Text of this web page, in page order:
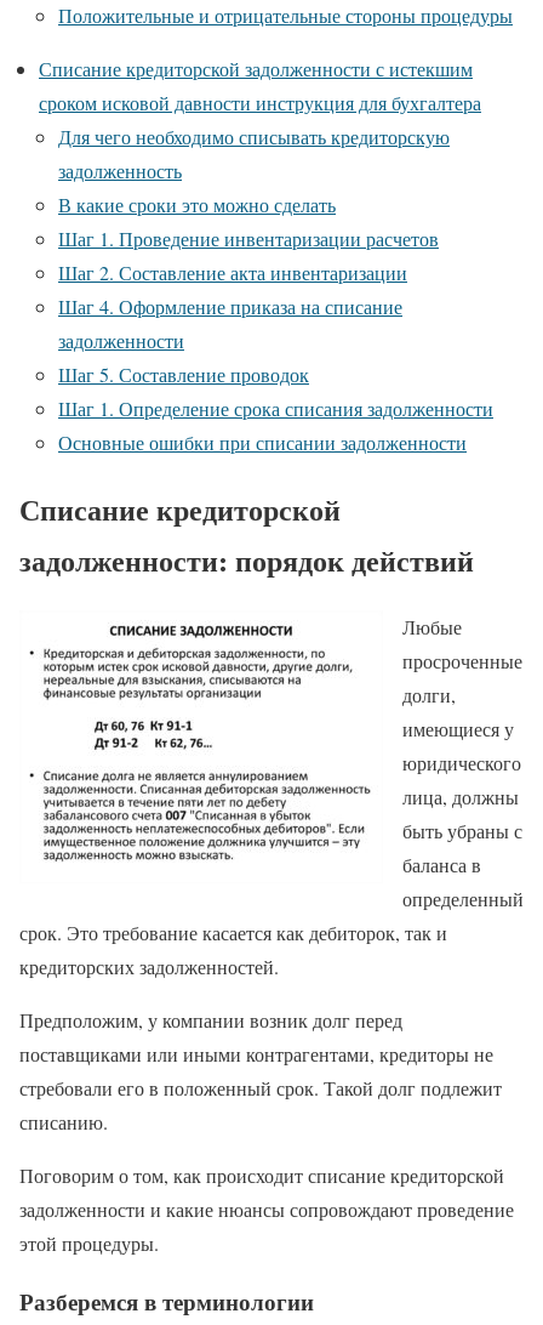
Положительные и отрицательные стороны процедуры
Списание кредиторской задолженности с истекшим
сроком исковой давности инструкция для бухгалтера
Для чего необходимо списывать кредиторскую
задолженность
В какие сроки это можно сделать
Шаг 1. Проведение инвентаризации расчетов
Шаг 2. Составление акта инвентаризации
Шаг 4. Оформление приказа на списание
задолженности
Шаг 5. Составление проводок
Шаг 1. Определение срока списания задолженности
Основные ошибки при списании задолженности
Списание кредиторской
задолженности: порядок действий
Любые
просроченные
долги,
имеющиеся у
юридического
лица, должны
быть убраны с
баланса в
определенный
срок. Это требование касается как дебиторок, так и
кредиторских задолженностей.
Предположим, у компании возник долг перед
поставщиками или иными контрагентами, кредиторы не
стребовали его в положенный срок. Такой долг подлежит
списанию.
Поговорим о том, как происходит списание кредиторской
задолженности и какие нюансы сопровождают проведение
этой процедуры.
Разберемся в терминологии